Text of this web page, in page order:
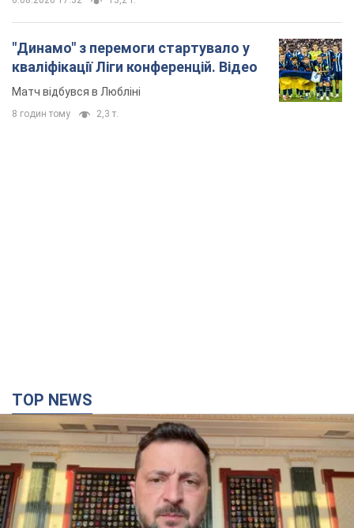
"Захист нашого життя": Зеленський про
антибалістику FREYJA, санкції проти Росії й
підтримку аграріїв. Відео
Європейські партнери долучаються до спільного проєкту